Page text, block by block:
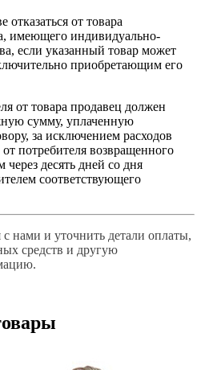
отказаться от товара
имеющего индивидуально-
если указанный товар может
приобретающим его
от товара продавец должен
сумму, уплаченную
за исключением расходов
потребителя возвращенного
через десять дней со дня
соответствующего
с нами и уточнить детали оплаты,
средств и другую